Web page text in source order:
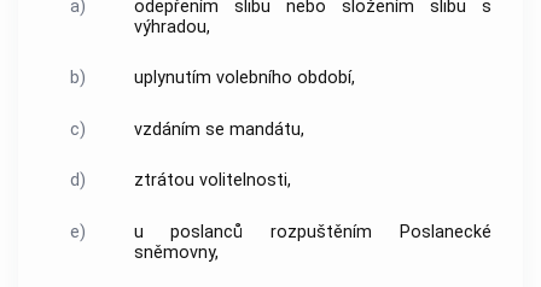
a)
odepřením slibu nebo složením slibu s
výhradou,
b) uplynutím volebního období,
c) vzdáním se mandátu,
d) ztrátou volitelnosti,
e)
u poslanců rozpuštěním Poslanecké
sněmovny,